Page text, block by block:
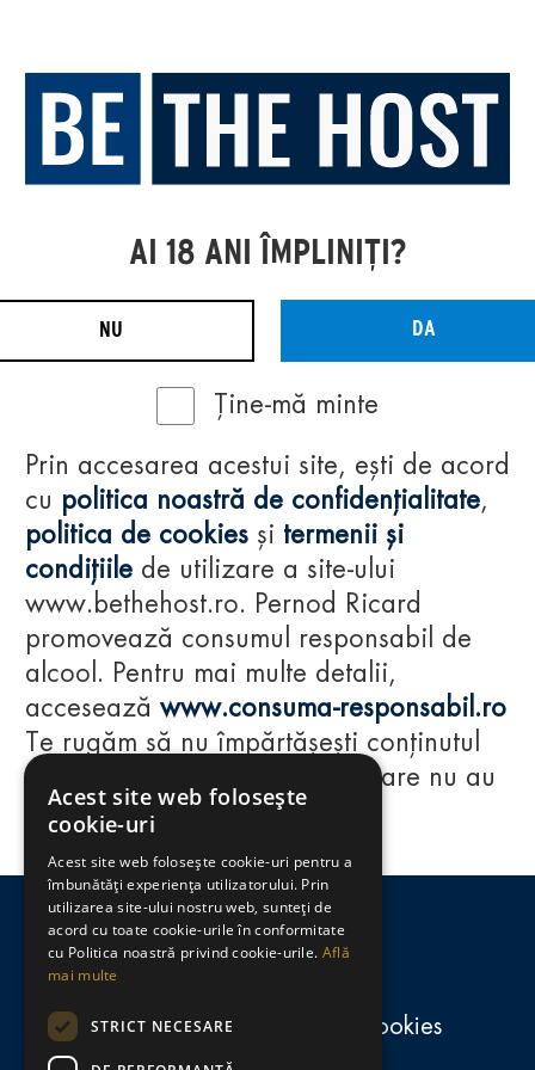
Regulamente
consumă-responsabil.ro
Politica de confidențialitate și cookies
AI 18 ANI ÎMPLINIȚI?
NU DA
Ține-mă minte
Prin accesarea acestui site, ești de acord
cu politica noastră de confidențialitate,
politica de cookies și termenii și
condițiile de utilizare a site-ului
www.bethehost.ro. Pernod Ricard
promovează consumul responsabil de
alcool. Pentru mai multe detalii,
accesează www.consuma-responsabil.ro
Te rugăm să nu împărtășești conținutul
acestui website cu persoane care nu au
împlinit vârsta de 18 ani.
Acest site web folosește
cookie-uri
Acest site web folosește cookie-uri pentru a
îmbunătăți experiența utilizatorului. Prin
utilizarea site-ului nostru web, sunteți de
acord cu toate cookie-urile în conformitate
cu Politica noastră privind cookie-urile. Află
mai multe
STRICT NECESARE